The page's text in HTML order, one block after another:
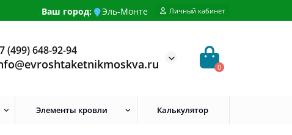
Ваш город: Эль-Монте Личный кабинет
(499) 648-92-94
0
Элементы кровли Калькулятор